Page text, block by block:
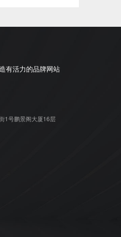
有活力的品牌网站
1号鹏景阁大厦16层